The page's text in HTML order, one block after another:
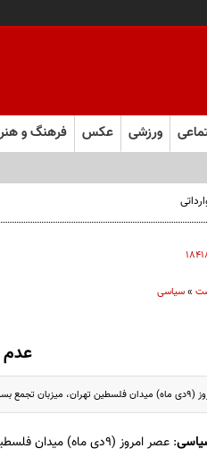
ورزشی عکس فرهنگ و هنر
»سیاسی
عدم
به مناسبت حماسۀ 9 بود.
: عصر امروز (9دی ماه) میدان فلسطین تهران، میزبان تجمع بسیجیان تهرانی به مناسبت حماسۀ 9 بود.